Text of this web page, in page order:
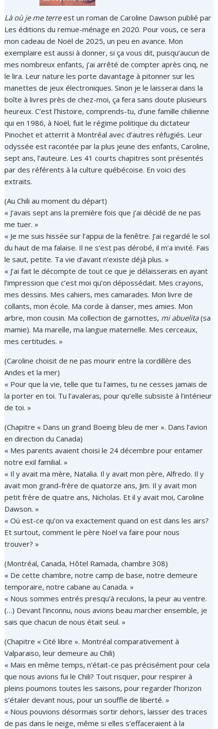
Là où je me terreest un roman de Caroline Dawson publié par
Les éditions du remue-ménage en 2020. Pour vous, ce sera
mon cadeau de Noël de 2025, un peu en avance. Mon
exemplaire est aussi à donner, si ça vous dit, puisqu’aucun de
mes nombreux enfants, j’ai arrêté de compter après cinq, ne
le lira. Leur nature les porte davantage à pitonner sur les
manettes de jeux électroniques. Sinon je le laisserai dans la
boîte à livres près de chez-moi, ça fera sans doute plusieurs
heureux. C’est l’histoire, comprends-tu, d’une famille chilienne
qui en 1986, à Noël, fuit le régime politique du dictateur
Pinochet et atterrit à Montréal avec d’autres réfugiés. Leur
odyssée est racontée par la plus jeune des enfants, Caroline,
sept ans, l’auteure. Les 41 courts chapitres sont présentés
par des référents à la culture québécoise. En voici des
extraits.
(Au Chili au moment du départ)
« J’avais sept ans la première fois que j’ai décidé de ne pas
me tuer. »
« Je me suis hissée sur l’appui de la fenêtre. J’ai regardé le sol
du haut de ma falaise. Il ne s’est pas dérobé, il m’a invité. Fais
le saut, petite. Ta vie d’avant n’existe déjà plus. »
« J’ai fait le décompte de tout ce que je délaisserais en ayant
l’impression que c’est moi qu’on dépossédait. Mes crayons,
mes dessins. Mes cahiers, mes camarades. Mon livre de
collants, mon école. Ma corde à danser, mes amies. Mon
arbre, mon cousin. Ma collection de garnottes, mi abuelita(sa
mamie). Ma marelle, ma langue maternelle. Mes cerceaux,
mes certitudes. »
(Caroline choisit de ne pas mourir entre la cordillère des
Andes et la mer)
« Pour que la vie, telle que tu l’aimes, tu ne cesses jamais de
la porter en toi. Tu l’avaleras, pour qu’elle subsiste à l’intérieur
de toi. »
(Chapitre « Dans un grand Boeing bleu de mer ». Dans l’avion
en direction du Canada)
« Mes parents avaient choisi le 24 décembre pour entamer
notre exil familial. »
« Il y avait ma mère, Natalia. Il y avait mon père, Alfredo. Il y
avait mon grand-frère de quatorze ans, Jim. Il y avait mon
petit frère de quatre ans, Nicholas. Et il y avait moi, Caroline
Dawson. »
« Où est-ce qu’on va exactement quand on est dans les airs?
Et surtout, comment le père Noël va faire pour nous
trouver? »
(Montréal, Canada, Hôtel Ramada, chambre 308)
« De cette chambre, notre camp de base, notre demeure
temporaire, notre cabane au Canada. »
« Nous sommes entrés presqu’à reculons, la peur au ventre.
(…) Devant l’inconnu, nous avions beau marcher ensemble, je
sais que chacun de nous était seul. »
(Chapitre « Cité libre ». Montréal comparativement à
Valparaiso, leur demeure au Chili)
« Mais en même temps, n’était-ce pas précisément pour cela
que nous avions fui le Chili? Tout risquer, pour respirer à
pleins poumons toutes les saisons, pour regarder l’horizon
s’étaler devant nous, pour un souffle de liberté. »
« Nous pouvions désormais sortir dehors, laisser des traces
de pas dans le neige, même si elles s’effaceraient à la